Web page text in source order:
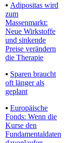
▪ Adipositas wird
zum
Massenmarkt:
Neue Wirkstoffe
und sinkende
Preise verändern
die Therapie
▪ Sparen braucht
oft länger als
geplant
▪ Europäische
Fonds: Wenn die
Kurse den
Fundamentaldaten